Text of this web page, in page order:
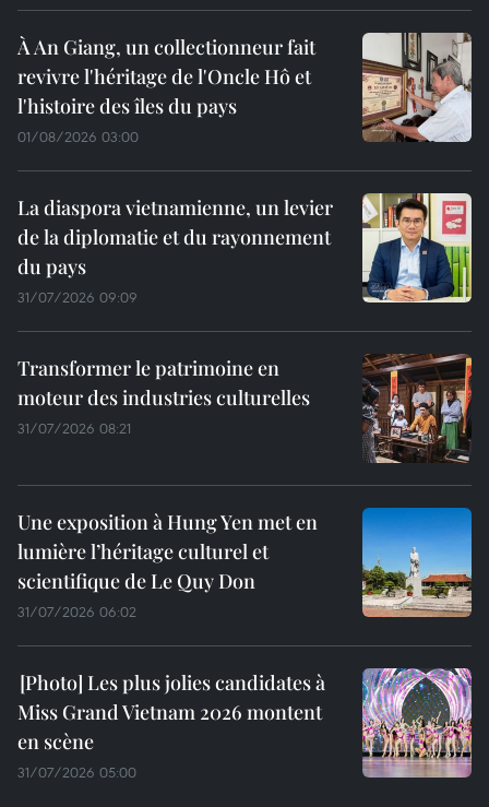
À An Giang, un collectionneur fait
revivre l'héritage de l'Oncle Hô et
l'histoire des îles du pays
01/08/2026 03:00
La diaspora vietnamienne, un levier
de la diplomatie et du rayonnement
du pays
31/07/2026 09:09
Transformer le patrimoine en
moteur des industries culturelles
31/07/2026 08:21
Une exposition à Hung Yen met en
lumière l’héritage culturel et
scientifique de Le Quy Don
31/07/2026 06:02
Les plus jolies candidates à
Miss Grand Vietnam 2026 montent
en scène
31/07/2026 05:00